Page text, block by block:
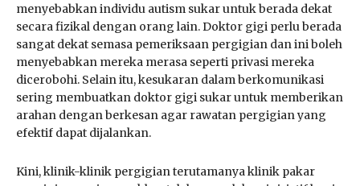
menyebabkan individu autism sukar untuk berada dekat
secara fizikal dengan orang lain. Doktor gigi perlu berada
sangat dekat semasa pemeriksaan pergigian dan ini boleh
menyebabkan mereka merasa seperti privasi mereka
dicerobohi. Selain itu, kesukaran dalam berkomunikasi
sering membuatkan doktor gigi sukar untuk memberikan
arahan dengan berkesan agar rawatan pergigian yang
efektif dapat dijalankan.
Kini, klinik-klinik pergigian terutamanya klinik pakar